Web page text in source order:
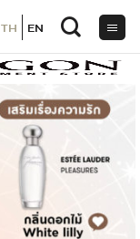
TH EN
TH EN